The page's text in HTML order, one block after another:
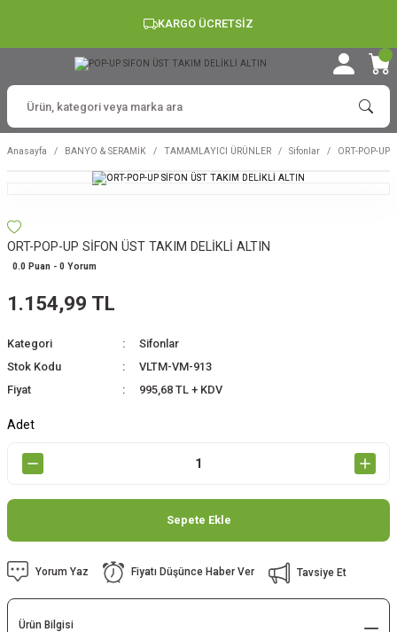
KARGO ÜCRETSİZ
Anasayfa BANYO & SERAMİK TAMAMLAYICI ÜRÜNLER Sifonlar ORT-POP-UP
ORT-POP-UP SİFON ÜST TAKIM DELİKLİ ALTIN
0.0 Puan - 0 Yorum
1.154,99 TL
Kategori
Sifonlar
Stok Kodu
VLTM-VM-913
Fiyat
995,68 TL + KDV
Adet
Sepete Ekle
Yorum Yaz Fiyatı Düşünce Haber Ver Tavsiye Et
Ürün Bilgisi